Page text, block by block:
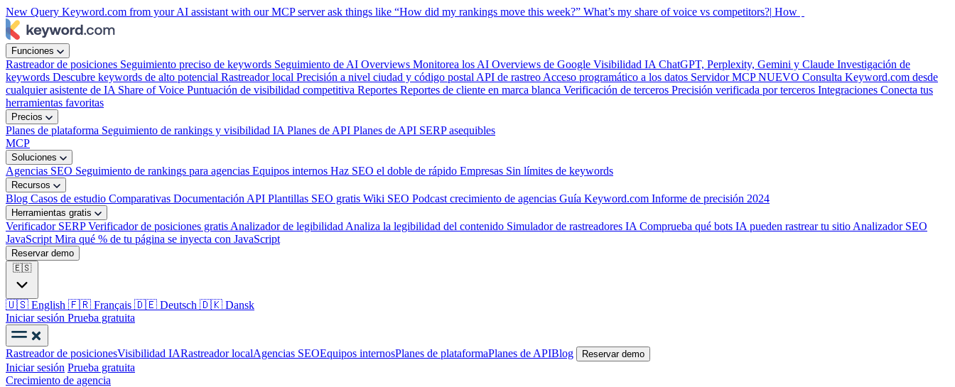
New Query Keyword.com from your AI assistant with our MCP server ask things like “How did my rankings move this week?” What’s my share of voice vs competitors?| How did my rankings mo
Funciones
Rastreador de posiciones Seguimiento preciso de keywords Seguimiento de AI Overviews Monitorea los AI Overviews de Google Visibilidad IA ChatGPT, Perplexity, Gemini y Claude Investigación de
keywords Descubre keywords de alto potencial Rastreador local Precisión a nivel ciudad y código postal API de rastreo Acceso programático a los datos Servidor MCPNUEVO Consulta Keyword.com desde
cualquier asistente de IA Share of Voice Puntuación de visibilidad competitiva Reportes Reportes de cliente en marca blanca Verificación de terceros Precisión verificada por terceros Integraciones Conecta tus
herramientas favoritas
Precios
Planes de plataforma Seguimiento de rankings y visibilidad IA Planes de API Planes de API SERP asequibles
MCP
Soluciones
Agencias SEO Seguimiento de rankings para agencias Equipos internos Haz SEO el doble de rápido Empresas Sin límites de keywords
Recursos
Blog Casos de estudio Comparativas Documentación API Plantillas SEO gratis Wiki SEO Podcast crecimiento de agencias Guía Keyword.com Informe de precisión 2024
Herramientas gratis
Verificador SERPVerificador de posiciones gratis Analizador de legibilidad Analiza la legibilidad del contenido Simulador de rastreadores IA Comprueba qué bots IA pueden rastrear tu sitio Analizador SEO
JavaScript Mira qué % de tu página se inyecta con JavaScript
Reservar demo
🇪🇸
🇺🇸 English 🇫🇷 Français 🇩🇪 Deutsch 🇩🇰 Dansk
Iniciar sesión Prueba gratuita
Rastreador de posicionesVisibilidad IARastreador localAgencias SEOEquipos internosPlanes de plataformaPlanes de APIBlog Reservar demo
Iniciar sesión Prueba gratuita
Crecimiento de agencia